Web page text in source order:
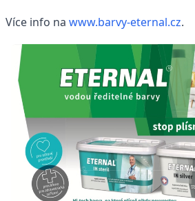
Více info na www.barvy-eternal.cz.